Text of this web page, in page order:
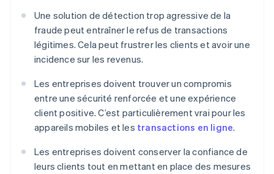
Une solution de détection trop agressive de la
fraude peut entraîner le refus de transactions
légitimes. Cela peut frustrer les clients et avoir une
incidence sur les revenus.
Les entreprises doivent trouver un compromis
entre une sécurité renforcée et une expérience
client positive. C’est particulièrement vrai pour les
appareils mobiles et les transactions en ligne.
Les entreprises doivent conserver la confiance de
leurs clients tout en mettant en place des mesures